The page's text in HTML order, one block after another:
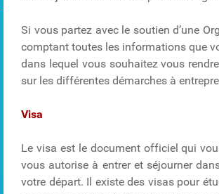
Si vous partez avec le soutien d’une
comptant toutes les informations que
dans lequel vous souhaitez vous
sur les différentes démarches à
Visa
Le visa est le document officiel qui
vous autorise à entrer et séjourner
votre départ. Il existe des visas pour